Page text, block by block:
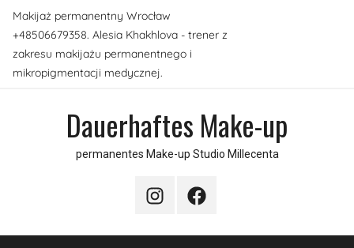
Skip
content
Makijaż permanentny Wrocław
+48506679358. Alesia Khakhlova - trener z
zakresu makijażu permanentnego i
mikropigmentacji medycznej.
Dauerhaftes Make-up
permanentes Make-up Studio Millecenta
InstagramFacebook